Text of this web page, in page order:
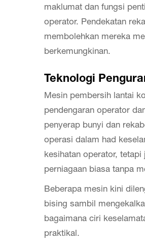
maklumat dan fungsi
operator. Pendekatan
membolehkan mereka
berkemungkinan.
Teknologi
Mesin pembersih lantai
pendengaran operator
penyerap bunyi dan
operasi dalam had
kesihatan operator,
perniagaan biasa tanpa
Beberapa mesin kini
bising sambil
bagaimana ciri
praktikal.